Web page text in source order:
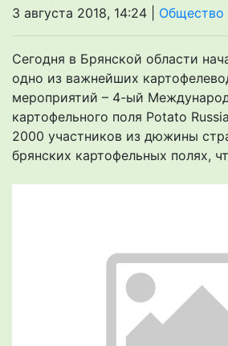
3 августа 2018, 14:24 | Общество
Сегодня в Брянской области
одно из важнейших
мероприятий – 4-ый
картофельного поля Potato
2000 участников из дюжины
брянских картофельных полях,